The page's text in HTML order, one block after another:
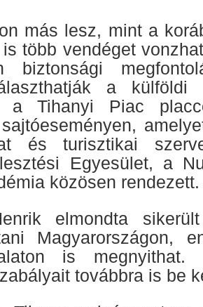
más lesz, mint a
több vendéget
biztonsági
a
a Tihanyi Piac
és turisztikai
Egyesület, a
közösen rendezett.
elmondta
Magyarországon,
is megnyithat.
továbbra is be